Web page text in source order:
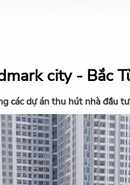
city - Bắc
các dự án thu hút nhà đầu